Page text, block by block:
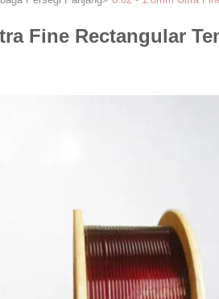
Fine Rectangular